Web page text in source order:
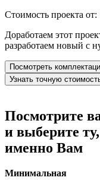
Стоимость проекта от:
Доработаем этот
разработаем новый с
Посмотреть
Узнать точную
Посмотрите
и выберите
именно Вам
Минимальная